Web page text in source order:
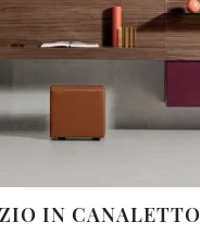
IN CANALETTO